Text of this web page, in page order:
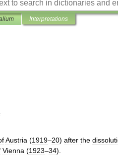
Interpretations
Austria (1919–20) after the
Vienna (1923–34).